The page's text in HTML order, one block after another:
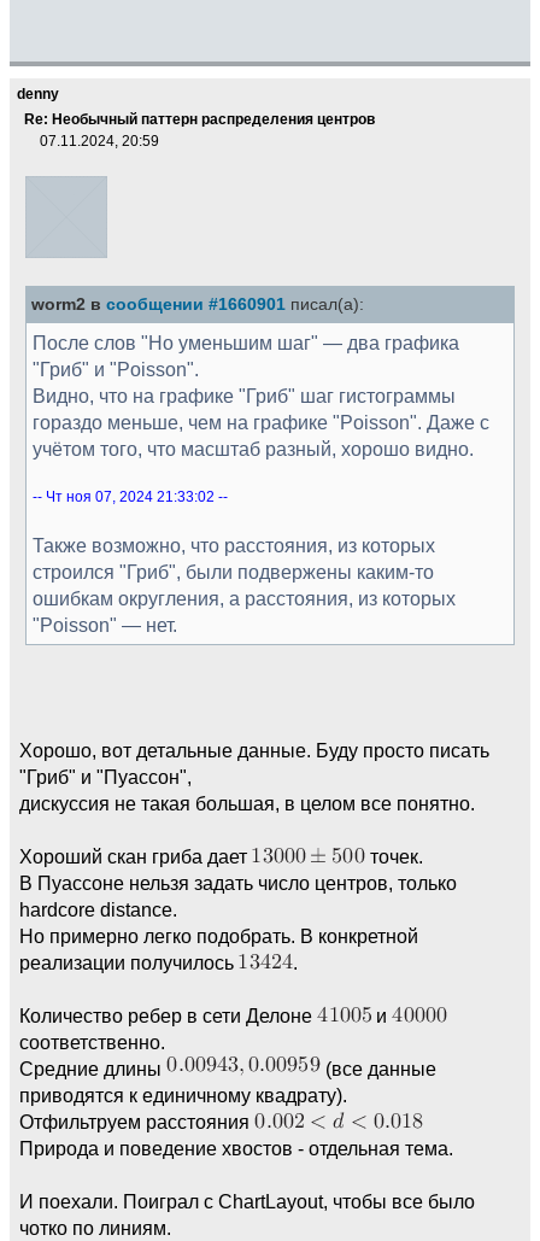
denny
Re: Необычный паттерн распределения центров
07.11.2024, 20:59
worm2 в сообщении #1660901 писал(а):
После слов "Но уменьшим шаг" — два графика
"Гриб" и "Poisson".
Видно, что на графике "Гриб" шаг гистограммы
гораздо меньше, чем на графике "Poisson". Даже с
учётом того, что масштаб разный, хорошо видно.
-- Чт ноя 07, 2024 21:33:02 --
Также возможно, что расстояния, из которых
строился "Гриб", были подвержены каким-то
ошибкам округления, а расстояния, из которых
"Poisson" — нет.
Хорошо, вот детальные данные. Буду просто писать
"Гриб" и "Пуассон",
дискуссия не такая большая, в целом все понятно.
Хороший скан гриба дает
точек.
В Пуассоне нельзя задать число центров, только
hardcore distance.
Но примерно легко подобрать. В конкретной
реализации получилось
.
Количество ребер в сети Делоне
и
соответственно.
Средние длины
(все данные
приводятся к единичному квадрату).
Отфильтруем расстояния
Природа и поведение хвостов - отдельная тема.
И поехали. Поиграл с ChartLayout, чтобы все было
чотко по линиям.